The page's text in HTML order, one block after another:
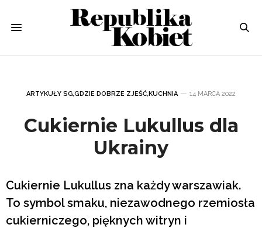
ARTYKUŁY SG,GDZIE DOBRZE ZJEŚĆ,KUCHNIA 14 MARCA 2022
Cukiernie Lukullus dla
Ukrainy
Cukiernie Lukullus zna każdy warszawiak.
To symbol smaku, niezawodnego rzemiosła
cukierniczego, pięknych witryn i